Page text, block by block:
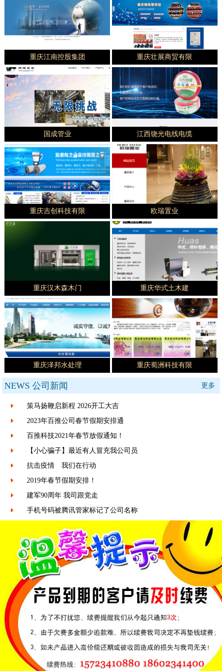
重庆江南控股集团 重庆壮展商贸有限
国成管业 江西饶光电线电缆
重庆吉创科技有限 欧瑞置业
重庆汉木森木门 重庆华式土木建
重庆泽邦水处理 重庆蜀洲科技有限
NEWS 公司新闻 更多
策马扬鞭启新程 2026开工大吉
2023年百推公司春节假期安排通
百推科技2021年春节放假通知！
【小心骗子】最近有人冒充我公司员
抗击疫情 我们在行动
2019年春节假期安排！
建军90周年 我司跟党走
手机号码被腾讯管家标记了公司名称